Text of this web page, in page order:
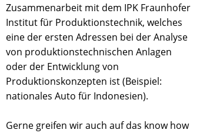
Zusammenarbeit mit dem IPK Fraunhofer
Institut für Produktionstechnik, welches
eine der ersten Adressen bei der Analyse
von produktionstechnischen Anlagen
oder der Entwicklung von
Produktionskonzepten ist (Beispiel:
nationales Auto für Indonesien).
Gerne greifen wir auch auf das know how